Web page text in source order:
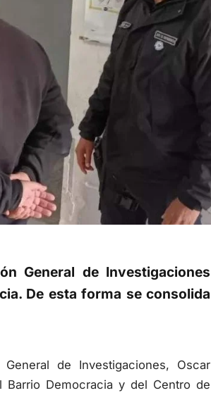
General de Investigaciones
De esta forma se consolida
de Investigaciones, Oscar
Barrio Democracia y del Centro de